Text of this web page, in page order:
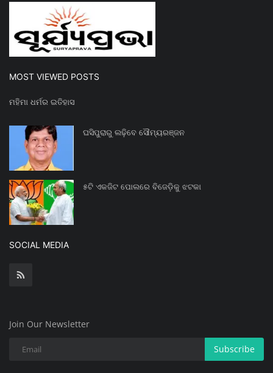
MOST VIEWED POSTS
ମହିମା ଧର୍ମର ଇତିହାସ
ଘସିପୁରାରୁ ଲଢ଼ିବେ ସୌମ୍ୟରଞ୍ଜନ
୫ଟି ଏକଜିଟ ପୋଲରେ ବିଜେଡ଼ିକୁ ଝଟକା
SOCIAL MEDIA
Join Our Newsletter
Subscribe